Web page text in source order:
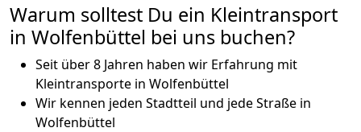
Warum solltest Du ein Kleintransport
in Wolfenbüttel bei uns buchen?
Seit über 8 Jahren haben wir Erfahrung mit
Kleintransporte in Wolfenbüttel
Wir kennen jeden Stadtteil und jede Straße in
Wolfenbüttel